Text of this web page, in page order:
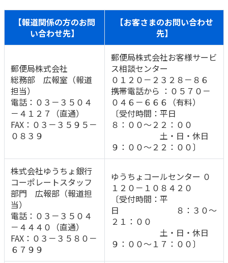
きっかけ・できごとから探す
マイページでできること
新規登録
ログイン
ご契約内容の確認
お客さまに関する情報等の確認の取り組み
各種サービス・お知らせ
学資保険
長寿支援保険
お見積りシミュレーション
保険の探し方のポイント
保険かんたん診断
これからのライフイベントでかかる費用とは？
ご契約手続きの流れ
保険料のお払込方法
お役立ち情報
かんぽ生命の団体取扱い
法人向け資料請求
お問い合わせ先
医療
お金
子育て
ライフプラン
健康情報
かんぽアプリ～かんぽの健康と安心を手のひらに～
経営理念・経営戦略
会社概要
財務情報
株主・投資家のみなさまへ
日本郵政グループとしての取り組み
CM・オウンドメディア／ソーシャルメディア
かんぽブランド
お問い合わせ
株主・投資家のみなさまへ
採用情報
【報道関係の方のお問
い合わせ先】
【お客さまのお問い合わせ
先】
郵便局株式会社
総務部 広報室（報道
担当）
電話：０３－３５０４
－４１２７（直通）
FAX：０３－３５９５－
０８３９
郵便局株式会社お客様サービ
ス相談センター
０１２０－２３２８－８６
携帯電話から ：０５７０－
０４６－６６６（有料）
〔受付時間：平日
８：００～２２：００
土・日・休日
９：００～２２：００〕
株式会社ゆうちょ銀行
コーポレートスタッフ
部門 広報部（報道担
当）
電話：０３－３５０４
－４４４０（直通）
FAX：０３－３５８０－
６７９９
ゆうちょコールセンター ０
１２０－１０８４２０
〔受付時間：平
日 ８：３０～
２１：００
土・日・休日
９：００～１７：００〕